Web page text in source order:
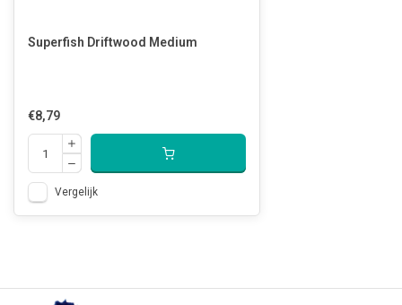
Superfish Driftwood Medium
€8,79
Vergelijk